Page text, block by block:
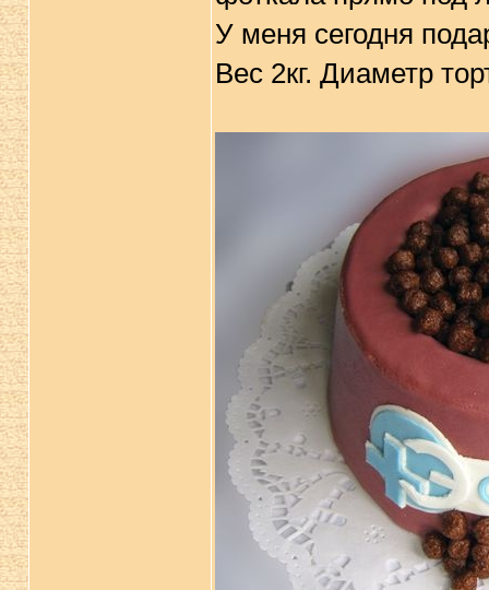
У меня сегодня
Вес 2кг. Диаметр